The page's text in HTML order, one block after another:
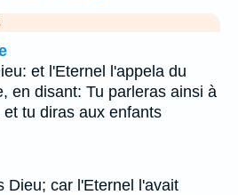
et l'Eternel l'appela du
en disant: Tu parleras ainsi à
tu diras aux enfants
Dieu; car l'Eternel l'avait